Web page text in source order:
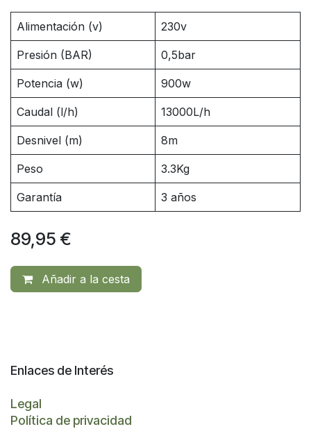
Alimentación (v) 230v
Presión (BAR) 0,5bar
Potencia (w) 900w
Caudal (l/h) 13000L/h
Desnivel (m) 8m
Peso 3.3Kg
Garantía 3 años
89,95 €
Añadir a la cesta
Enlaces de Interés
Legal
Política de privacidad